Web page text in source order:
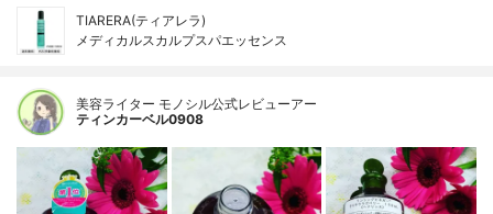
TIARERA(ティアレラ)
メディカルスカルプスパエッセンス
美容ライター モノシル公式レビューアー
ティンカーベル0908